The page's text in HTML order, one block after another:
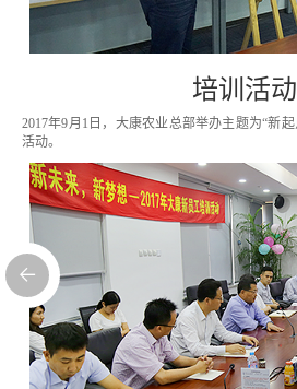
培训活动
2017年9月1日，大康农业总部举办主题为“新
活动。